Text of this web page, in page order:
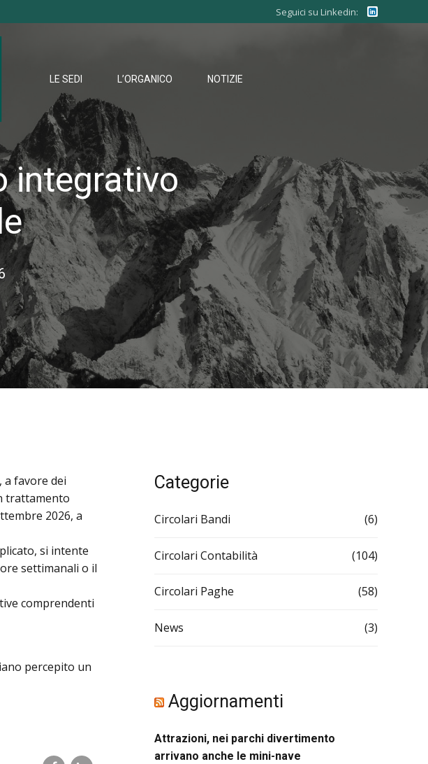
Seguici su Linkedin:
LE SEDI L’ORGANICO NOTIZIE
integrativo
a favore dei
trattamento
2026, a
si intente
settimanali o il
comprendenti
percepito un
Categorie
Circolari Bandi (6)
Circolari Contabilità (104)
Circolari Paghe (58)
News (3)
Aggiornamenti
Attrazioni, nei parchi divertimento
arrivano anche le mini-nave